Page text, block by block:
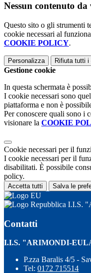
Nessun contenuto da
Questo sito o gli strumenti
cookie necessari al
COOKIE POLICY.
Personalizza Rifiuta tutti i
Gestione cookie
In questa schermata è
I cookie necessari sono
piattaforma e non è
Per conoscere quali sono i
visionare la COOKIE
Cookie necessari per il
I cookie necessari per il
disabilitati. È possibile
policy.
Accetta tutti Salva le
I.I.S.
Contatti
I.I.S. "ARIMONDI-
P.zza Baralis 4/5 -
Tel: 0172 715514